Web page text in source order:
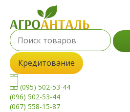
Кредитование
(095) 502-53-44
(096) 502-53-44
(067) 558-15-87